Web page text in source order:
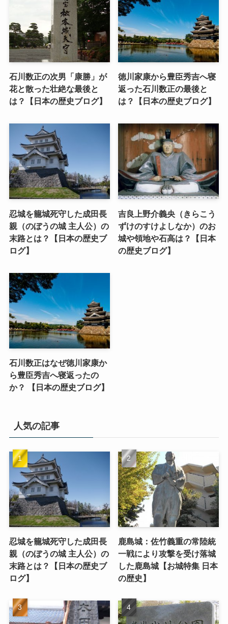
石川数正の次男「康勝」が
花と散った壮絶な最後と
は？【日本の歴史ブログ】
徳川家康から豊臣秀吉へ寝
返った石川数正の最後と
は？【日本の歴史ブログ】
忍城を籠城死守した成田長
親（のぼうの城 主人公）の
末路とは？【日本の歴史ブ
ログ】
吉良上野介義央（きらこう
ずけのすけよしなか）のお
城や領地や石高は？【日本
の歴史ブログ】
石川数正はなぜ徳川家康か
ら豊臣秀吉へ寝返ったの
か？ 【日本の歴史ブログ】
人気の記事
忍城を籠城死守した成田長
親（のぼうの城 主人公）の
末路とは？【日本の歴史ブ
ログ】
鹿島城：佐竹義重の常陸統
一戦により攻撃を受け落城
した鹿島城【お城特集 日本
の歴史】